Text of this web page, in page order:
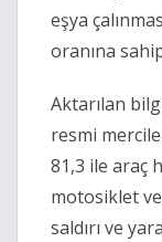
eşya
oranına
Aktarılan
resmi
81,3 ile araç
motosiklet
saldırı ve